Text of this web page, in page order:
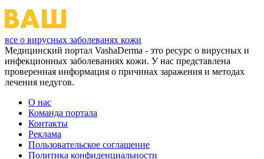
все о вирусных заболеванях кожи
Медицинский портал VashaDerma - это ресурс о вирусных и
инфекционных заболеваниях кожи. У нас представлена
проверенная информация о причинах заражения и методах
лечения недугов.
О нас
Команда портала
Контакты
Реклама
Пользовательское соглашение
Политика конфиденциальности